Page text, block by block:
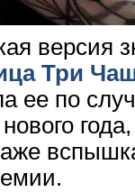
версия
Три
ее по
нового